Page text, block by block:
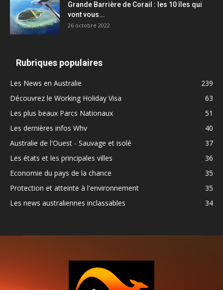
Grande Barrière de Corail : les 10 îles qui
vont vous...
26 octobre 2022
Rubriques populaires
Les News en Australie
239
Découvrez le Working Holiday Visa
63
Les plus beaux Parcs Nationaux
51
Les dernières infos Whv
40
Australie de l'Ouest - Sauvage et isolé
37
Les états et les principales villes
36
Economie du pays de la chance
35
Protection et atteinte à l'environnement
35
Les news australiennes inclassables
34